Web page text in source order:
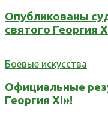
Опубликованы
святого Георгия
Боевые искусства
Официальные
Георгия XI»!